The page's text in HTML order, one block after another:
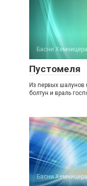
Басни Хемницера
Пустомеля
Из первых шалунов
болтун и враль
Басни Хемницера